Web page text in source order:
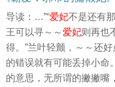
导读：…”“爱妃不是还有
王可以寻～～ 爱妃则再也
得。”兰叶轻颤，～～还
的错误就有可能丢掉小命
的意思，无所谓的撇撇嘴